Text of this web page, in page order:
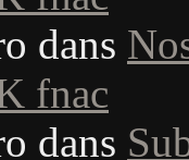
dans
fnac
dans